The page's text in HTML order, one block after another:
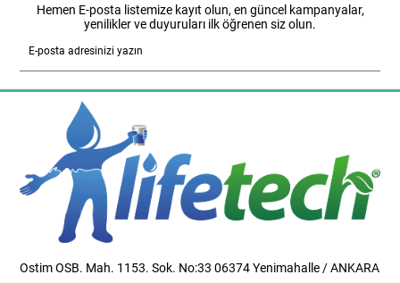
Hemen E-posta listemize kayıt olun, en güncel kampanyalar,
yenilikler ve duyuruları ilk öğrenen siz olun.
Ostim OSB. Mah. 1153. Sok. No:33 06374 Yenimahalle / ANKARA